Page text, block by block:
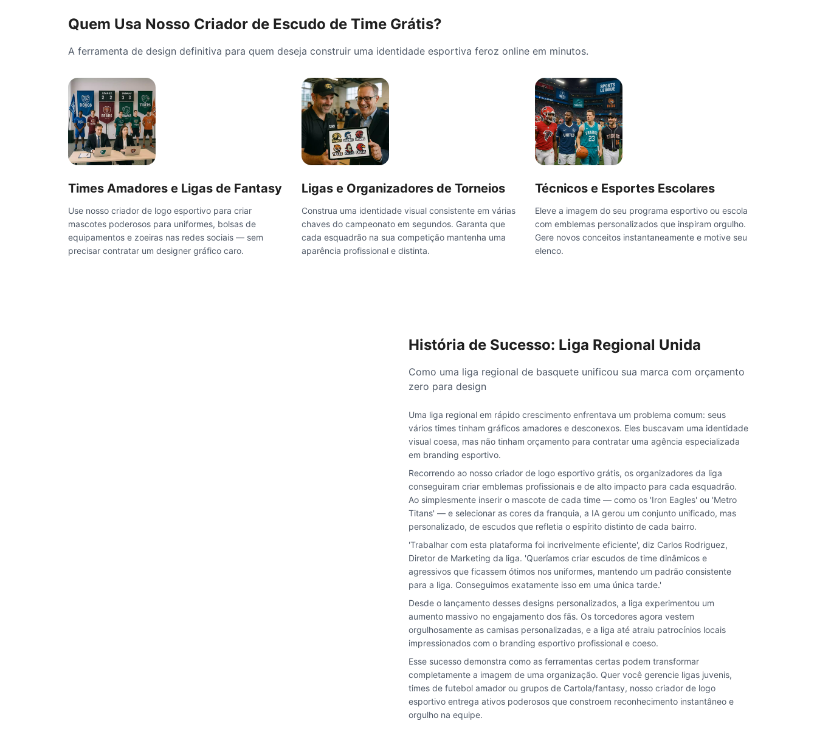
Quem Usa Nosso Criador de Escudo de Time Grátis?
A ferramenta de design definitiva para quem deseja construir uma identidade esportiva feroz online em minutos.
Times Amadores e Ligas de Fantasy
Use nosso criador de logo esportivo para criar
mascotes poderosos para uniformes, bolsas de
equipamentos e zoeiras nas redes sociais — sem
precisar contratar um designer gráfico caro.
Ligas e Organizadores de Torneios
Construa uma identidade visual consistente em várias
chaves do campeonato em segundos. Garanta que
cada esquadrão na sua competição mantenha uma
aparência profissional e distinta.
Técnicos e Esportes Escolares
Eleve a imagem do seu programa esportivo ou escola
com emblemas personalizados que inspiram orgulho.
Gere novos conceitos instantaneamente e motive seu
elenco.
História de Sucesso: Liga Regional Unida
Como uma liga regional de basquete unificou sua marca com orçamento
zero para design
Uma liga regional em rápido crescimento enfrentava um problema comum: seus
vários times tinham gráficos amadores e desconexos. Eles buscavam uma identidade
visual coesa, mas não tinham orçamento para contratar uma agência especializada
em branding esportivo.
Recorrendo ao nosso criador de logo esportivo grátis, os organizadores da liga
conseguiram criar emblemas profissionais e de alto impacto para cada esquadrão.
Ao simplesmente inserir o mascote de cada time — como os 'Iron Eagles' ou 'Metro
Titans' — e selecionar as cores da franquia, a IA gerou um conjunto unificado, mas
personalizado, de escudos que refletia o espírito distinto de cada bairro.
'Trabalhar com esta plataforma foi incrivelmente eficiente', diz Carlos Rodriguez,
Diretor de Marketing da liga. 'Queríamos criar escudos de time dinâmicos e
agressivos que ficassem ótimos nos uniformes, mantendo um padrão consistente
para a liga. Conseguimos exatamente isso em uma única tarde.'
Desde o lançamento desses designs personalizados, a liga experimentou um
aumento massivo no engajamento dos fãs. Os torcedores agora vestem
orgulhosamente as camisas personalizadas, e a liga até atraiu patrocínios locais
impressionados com o branding esportivo profissional e coeso.
Esse sucesso demonstra como as ferramentas certas podem transformar
completamente a imagem de uma organização. Quer você gerencie ligas juvenis,
times de futebol amador ou grupos de Cartola/fantasy, nosso criador de logo
esportivo entrega ativos poderosos que constroem reconhecimento instantâneo e
orgulho na equipe.